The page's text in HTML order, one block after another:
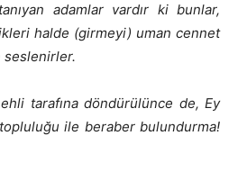
adamlar vardır ki bunlar,
halde (girmeyi) uman cennet
seslenirler.
tarafına döndürülünce de, Ey
ile beraber bulundurma!